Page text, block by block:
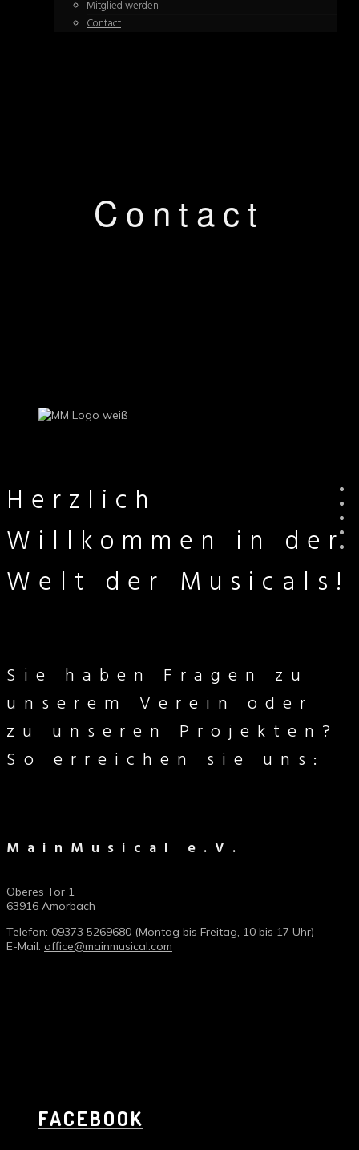
Mitglied werden
Contact
Contact
Herzlich
Willkommen in der
Welt der Musicals!
Sie haben Fragen zu
unserem Verein oder
zu unseren Projekten?
So erreichen sie uns:
MainMusical e.V.
Oberes Tor 1
63916 Amorbach
Telefon: 09373 5269680 (Montag bis Freitag, 10 bis 17 Uhr)
E-Mail: office@mainmusical.com
FACEBOOK